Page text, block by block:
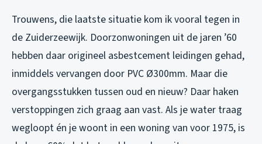
Trouwens, die laatste situatie kom ik vooral tegen in
de Zuiderzeewijk. Doorzonwoningen uit de jaren ’60
hebben daar origineel asbestcement leidingen gehad,
inmiddels vervangen door PVC Ø300mm. Maar die
overgangsstukken tussen oud en nieuw? Daar haken
verstoppingen zich graag aan vast. Als je water traag
wegloopt én je woont in een woning van voor 1975, is